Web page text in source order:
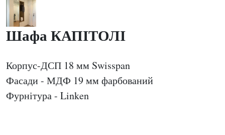
Шафа КАПІТОЛІ
Корпус-ДСП 18 мм Swisspan
Фасади - МДФ 19 мм фарбований
Фурнітура - Linken